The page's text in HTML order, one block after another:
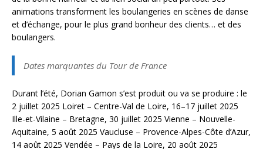
animations transforment les boulangeries en scènes de danse
et d’échange, pour le plus grand bonheur des clients… et des
boulangers.
Dates marquantes du Tour de France
Durant l’été, Dorian Gamon s’est produit ou va se produire : le
2 juillet 2025 Loiret – Centre-Val de Loire, 16–17 juillet 2025
Ille-et-Vilaine – Bretagne, 30 juillet 2025 Vienne – Nouvelle-
Aquitaine, 5 août 2025 Vaucluse – Provence-Alpes-Côte d’Azur,
14 août 2025 Vendée – Pays de la Loire, 20 août 2025